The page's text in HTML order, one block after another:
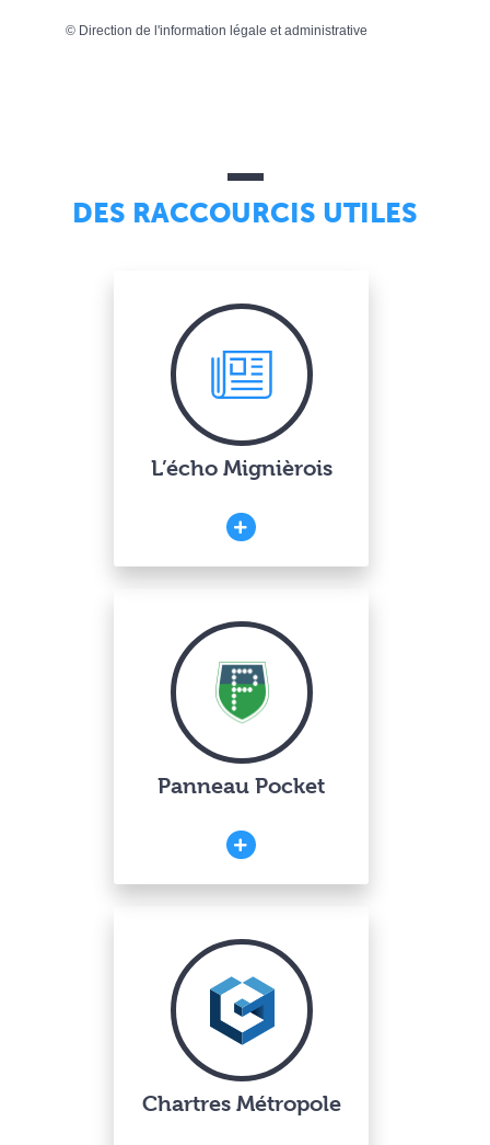
© Direction de l'information légale et administrative
DES RACCOURCIS UTILES
L’écho Mignièrois
Panneau Pocket
Chartres Métropole